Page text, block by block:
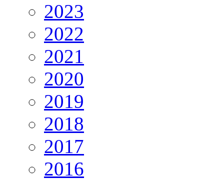
2023
2022
2021
2020
2019
2018
2017
2016